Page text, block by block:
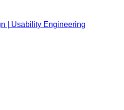
| Usability Engineering